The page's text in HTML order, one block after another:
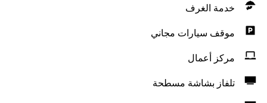
خدمة الغرف
موقف سيارات مجاني
مركز أعمال
تلفاز بشاشة مسطحة